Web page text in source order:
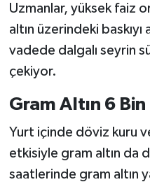
Uzmanlar, yüksek faiz
altın üzerindeki baskıyı
vadede dalgalı seyrin
çekiyor.
Gram Altın 6
Yurt içinde döviz kuru
etkisiyle gram altın da
saatlerinde gram altın